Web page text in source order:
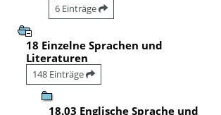
6 Einträge
18 Einzelne Sprachen und
Literaturen
148 Einträge
18.03 Englische Sprache und